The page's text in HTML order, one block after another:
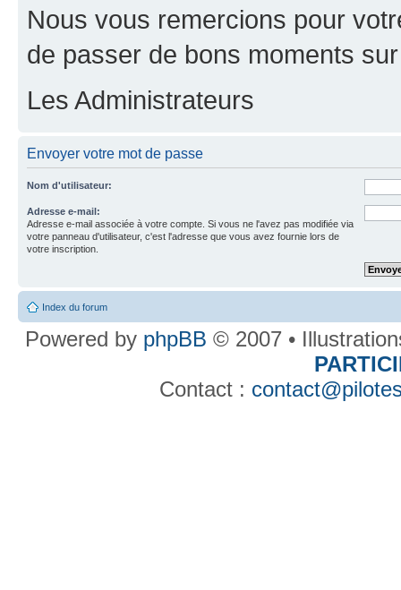
Nous vous remercions pour
de passer de bons moments
Les Administrateurs
Envoyer votre mot de passe
Nom d'utilisateur:
Adresse e-mail:
Adresse e-mail associée à votre compte. Si vous ne l'avez pas modifiée via
votre panneau d'utilisateur, c'est l'adresse que vous avez fournie lors de
votre inscription.
Index du forum
Powered by phpBB © 2007 •
Contact :